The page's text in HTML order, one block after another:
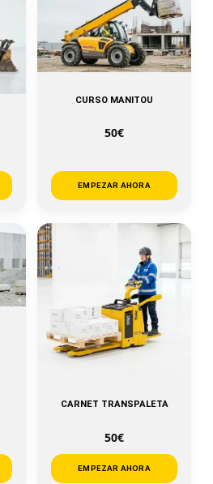
CURSO MANITOU
50€
EMPEZAR AHORA
CARNET TRANSPALETA
50€
EMPEZAR AHORA